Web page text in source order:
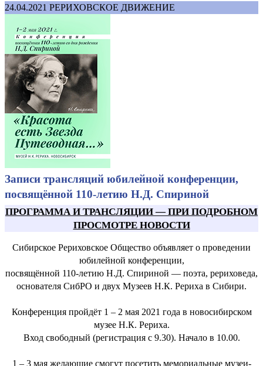
24.04.2021 РЕРИХОВСКОЕ ДВИЖЕНИЕ
Записи трансляций юбилейной конференции,
посвящённой 110-летию Н.Д. Спириной
ПРОГРАММА И ТРАНСЛЯЦИИ—ПРИ ПОДРОБНОМ
ПРОСМОТРЕ НОВОСТИ
Сибирское Рериховское Общество объявляет о проведении
юбилейной конференции,
посвящённой 110-летию Н.Д. Спириной — поэта, рериховеда,
основателя СибРО и двух Музеев Н.К. Рериха в Сибири.
Конференция пройдёт 1 – 2 мая 2021 года в новосибирском
музее Н.К. Рериха.
Вход свободный (регистрация с 9.30). Начало в 10.00.
1 – 3 мая желающие смогут посетить мемориальные музеи-